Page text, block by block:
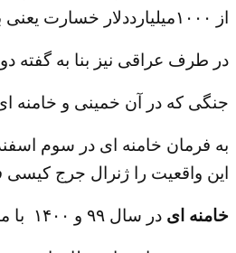
از ۱۰۰۰میلیارددلار خسارت یعنی بیش‌ از ۳برابر همه درآمدهای نفتی ایران در طول قرن حاضر برجای گذاشت
در طرف عراقی نیز بنا به گفته
جنگی که در آن خمینی و خامنه
این واقعیت را ژنرال جرج کیسی
خامنه ای در سال ۹۹ و ‍۱۴۰۰ با ممانعت از ورود واکسن به ایران باعث مرگ نزدیک به یک میلیون تن از هموطنان شد.